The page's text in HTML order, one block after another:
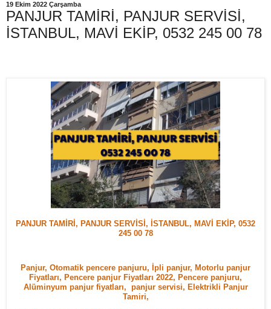
19 Ekim 2022 Çarşamba
PANJUR TAMİRİ, PANJUR SERVİSİ,
İSTANBUL, MAVİ EKİP, 0532 245 00 78
PANJUR TAMİRİ, PANJUR SERVİSİ, İSTANBUL, MAVİ EKİP, 0532
245 00 78
Panjur, Otomatik pencere panjuru, İpli panjur, Motorlu panjur
Fiyatları, Pencere panjur Fiyatları 2022, Pencere panjuru,
Alüminyum panjur fiyatları, panjur servisi, Elektrikli Panjur
Tamiri,